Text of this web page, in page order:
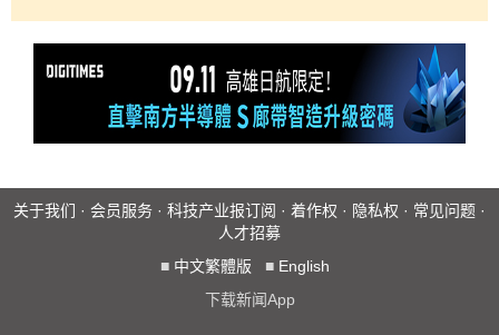
关于我们 · 会员服务 · 科技产业报订阅 · 着作权 · 隐私权 · 常见问题 ·
人才招募
■ 中文繁體版 ■ English
下载新闻App